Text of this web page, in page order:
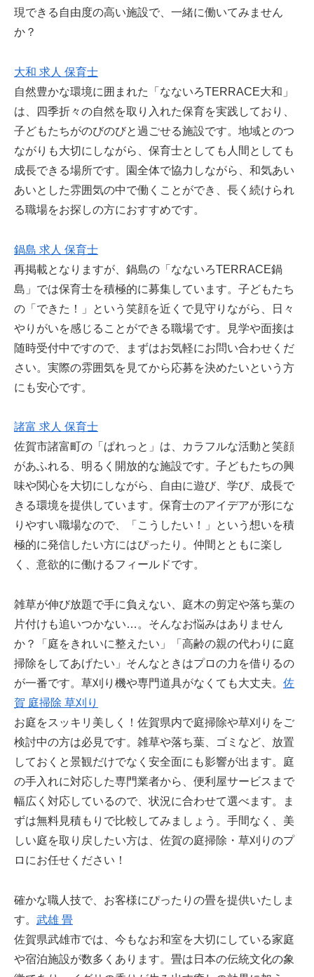
現できる自由度の高い施設で、一緒に働いてみません
か？
大和 求人 保育士
自然豊かな環境に囲まれた「なないろTERRACE大和」
は、四季折々の自然を取り入れた保育を実践しており、
子どもたちがのびのびと過ごせる施設です。地域とのつ
ながりも大切にしながら、保育士としても人間としても
成長できる場所です。園全体で協力しながら、和気あい
あいとした雰囲気の中で働くことができ、長く続けられ
る職場をお探しの方におすすめです。
鍋島 求人 保育士
再掲載となりますが、鍋島の「なないろTERRACE鍋
島」では保育士を積極的に募集しています。子どもたち
の「できた！」という笑顔を近くで見守りながら、日々
やりがいを感じることができる職場です。見学や面接は
随時受付中ですので、まずはお気軽にお問い合わせくだ
さい。実際の雰囲気を見てから応募を決めたいという方
にも安心です。
諸富 求人 保育士
佐賀市諸富町の「ぱれっと」は、カラフルな活動と笑顔
があふれる、明るく開放的な施設です。子どもたちの興
味や関心を大切にしながら、自由に遊び、学び、成長で
きる環境を提供しています。保育士のアイデアが形にな
りやすい職場なので、「こうしたい！」という想いを積
極的に発信したい方にはぴったり。仲間とともに楽し
く、意欲的に働けるフィールドです。
雑草が伸び放題で手に負えない、庭木の剪定や落ち葉の
片付けも追いつかない…。そんなお悩みはありません
か？「庭をきれいに整えたい」「高齢の親の代わりに庭
掃除をしてあげたい」そんなときはプロの力を借りるの
が一番です。草刈り機や専門道具がなくても大丈夫。 佐
賀 庭掃除 草刈り
お庭をスッキリ美しく！佐賀県内で庭掃除や草刈りをご
検討中の方は必見です。雑草や落ち葉、ゴミなど、放置
しておくと景観だけでなく安全面にも影響が出ます。庭
の手入れに対応した専門業者から、便利屋サービスまで
幅広く対応しているので、状況に合わせて選べます。ま
ずは無料見積もりで比較してみましょう。手間なく、美
しい庭を取り戻したい方は、佐賀の庭掃除・草刈りのプ
ロにお任せください！
確かな職人技で、お客様にぴったりの畳を提供いたしま
す。 武雄 畳
佐賀県武雄市では、今もなお和室を大切にしている家庭
や宿泊施設が数多くあります。畳は日本の伝統文化の象